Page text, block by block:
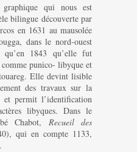
qui nous est
bilingue découverte par
en 1631 au mausolée
dans le nord-ouest
1843 qu’elle fut
punico- libyque et
Elle devint lisible
des travaux sur la
et permit l’identification
libyques. Dans le
Chabot, Recueil des
qui en compte 1133,